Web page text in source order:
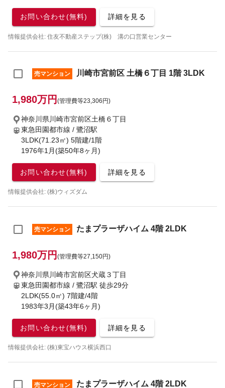
お問い合わせ(無料) 詳細を見る
情報提供会社: 住友不動産ステップ(株) 溝の口営業センター
売マンション 川崎市宮前区 土橋６丁目 1階 3LDK
1,980万円 (管理費等23,306円)
神奈川県川崎市宮前区土橋６丁目
東急田園都市線 / 鷺沼駅
3LDK(71.23㎡) 5階建/1階
1976年1月(築50年8ヶ月)
お問い合わせ(無料) 詳細を見る
情報提供会社: (株)ウィズダム
売マンション たまプラーザハイム 4階 2LDK
1,980万円 (管理費等27,150円)
神奈川県川崎市宮前区犬蔵３丁目
東急田園都市線 / 鷺沼駅 徒歩29分
2LDK(55.0㎡) 7階建/4階
1983年3月(築43年6ヶ月)
お問い合わせ(無料) 詳細を見る
情報提供会社: (株)東宝ハウス横浜西口
売マンション たまプラーザハイム 4階 2LDK